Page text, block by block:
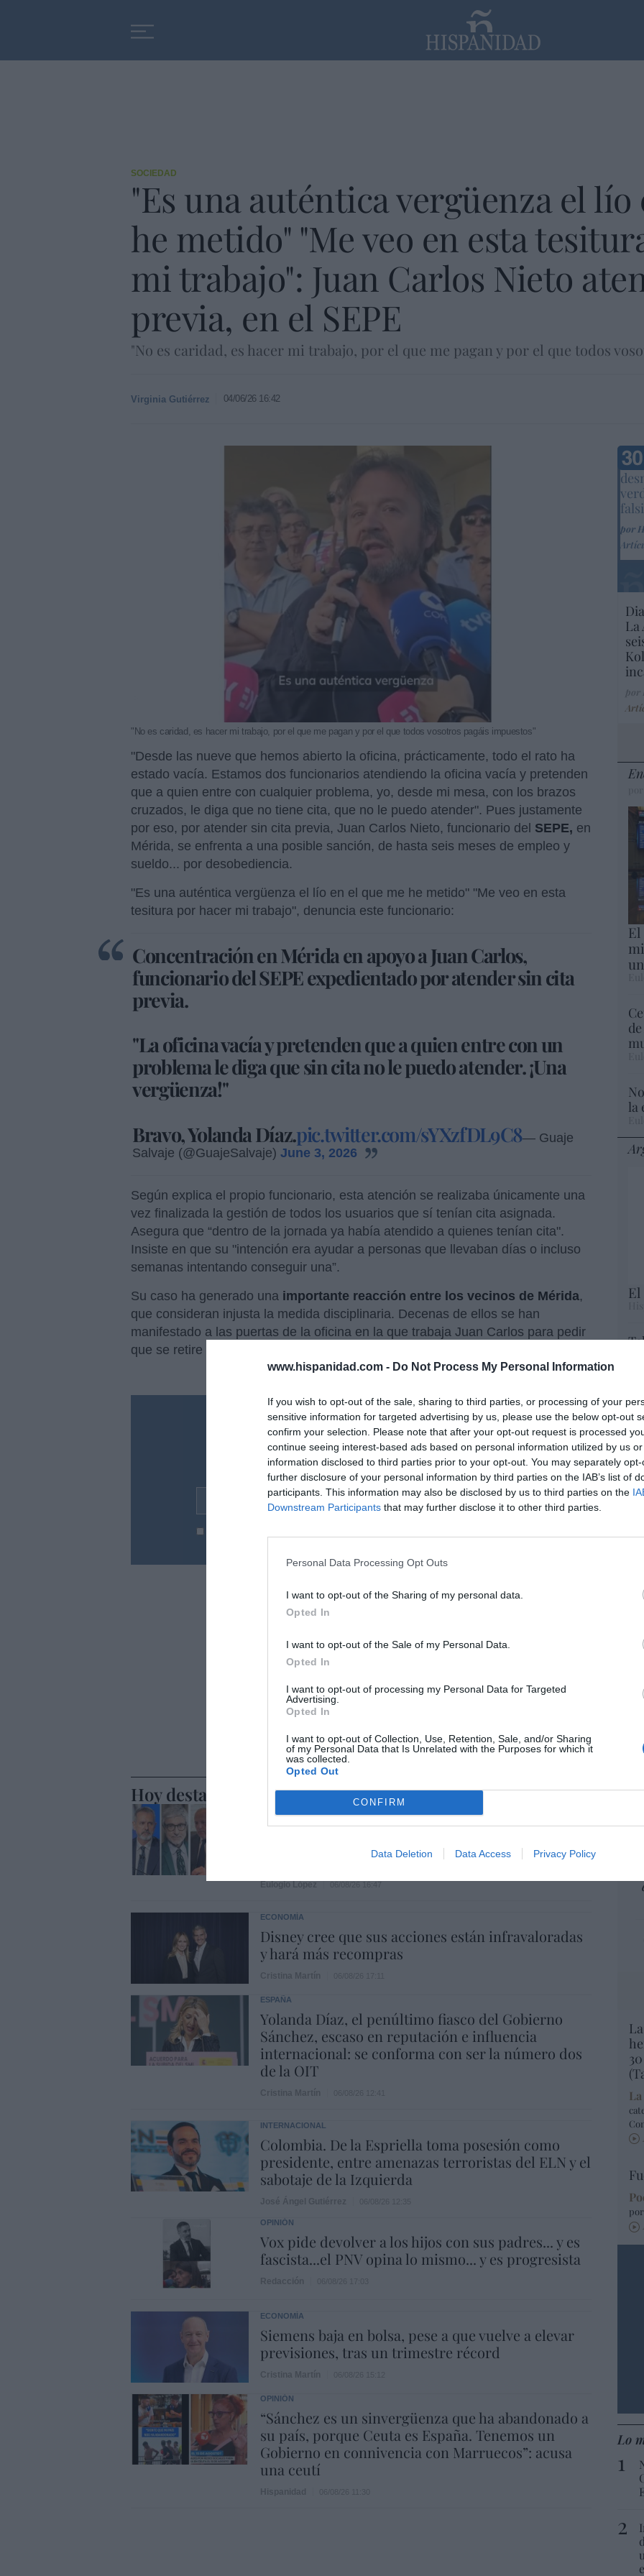
www.hispanidad.com - Do Not Process My Personal Information
If you wish to opt-out of the sale, sharing to third parties, or processing of your
sensitive information for targeted advertising by us, please use the below opt-out
confirm your selection. Please note that after your opt-out request is processed
continue seeing interest-based ads based on personal information utilized by us
information disclosed to third parties prior to your opt-out. You may separately
further disclosure of your personal information by third parties on the IAB’s list of
participants. This information may also be disclosed by us to third parties on the
Downstream Participants that may further disclose it to other third parties.
Personal Data Processing Opt Outs
I want to opt-out of the Sharing of my personal data.
Opted In
I want to opt-out of the Sale of my Personal Data.
Opted In
I want to opt-out of processing my Personal Data for Targeted
Advertising.
Opted In
I want to opt-out of Collection, Use, Retention, Sale, and/or Sharing
of my Personal Data that Is Unrelated with the Purposes for which it
was collected.
Opted Out
CONFIRM
Data Deletion Data Access Privacy Policy
SOCIEDAD
"Es una auténtica vergüenza el
he metido" "Me veo en esta
mi trabajo": Juan Carlos Nieto
previa, en el SEPE
"No es caridad, es hacer mi trabajo, por el que me pagan y por el que todos
Virginia Gutiérrez 04/06/26 16:42
"No es caridad, es hacer mi trabajo, por el que me pagan y por el que todos vosotros pagáis impuestos"
"Desde las nueve que hemos abierto la oficina, prácticamente, todo el rato ha
estado vacía. Estamos dos funcionarios atendiendo la oficina vacía y pretenden
que a quien entre con cualquier problema, yo, desde mi mesa, con los brazos
cruzados, le diga que no tiene cita, que no le puedo atender". Pues justamente
por eso, por atender sin cita previa, Juan Carlos Nieto, funcionario del SEPE, en
Mérida, se enfrenta a una posible sanción, de hasta seis meses de empleo y
sueldo... por desobediencia.
"Es una auténtica vergüenza el lío en el que me he metido" "Me veo en esta
tesitura por hacer mi trabajo", denuncia este funcionario:
Concentración en Mérida en apoyo a Juan Carlos,
funcionario del SEPE expedientado por atender sin cita
previa.
"La oficina vacía y pretenden que a quien entre con un
problema le diga que sin cita no le puedo atender. ¡Una
vergüenza!"
Bravo, Yolanda Díaz.pic.twitter.com/sYXzfDL9C8— Guaje
Salvaje (@GuajeSalvaje) June 3, 2026
Según explica el propio funcionario, esta atención se realizaba únicamente una
vez finalizada la gestión de todos los usuarios que sí tenían cita asignada.
Asegura que “dentro de la jornada ya había atendido a quienes tenían cita".
Insiste en que su "intención era ayudar a personas que llevaban días o incluso
semanas intentando conseguir una”.
Su caso ha generado una importante reacción entre los vecinos de Mérida,
que consideran injusta la medida disciplinaria. Decenas de ellos se han
manifestado a las puertas de la oficina en la que trabaja Juan Carlos para pedir
que se retire esa medida.
¿Te ha interesado este artículo?
Suscríbete a nuestro newsletter y recibe cada dia
en tu correo lo más destacado de Hispanidad
Tu correo electrónico...
Hoy destacamos
Telefónica. Situación límite: bronca en Reino
Unido, el riesgo de deuda en el alero... y Enrique
Goñi reivindica la Presidencia
ECONOMÍA
Disney cree que sus acciones están infravaloradas
y hará más recompras
ESPAÑA
Yolanda Díaz, el penúltimo fiasco del Gobierno
Sánchez, escaso en reputación e influencia
internacional: se conforma con ser la número dos
de la OIT
INTERNACIONAL
Colombia. De la Espriella toma posesión como
presidente, entre amenazas terroristas del ELN y el
sabotaje de la Izquierda
OPINIÓN
Vox pide devolver a los hijos con sus padres... y es
fascista...el PNV opina lo mismo... y es progresista
ECONOMÍA
Siemens baja en bolsa, pese a que vuelve a elevar
previsiones, tras un trimestre récord
OPINIÓN
“Sánchez es un sinvergüenza que ha abandonado a
su país, porque Ceuta es España. Tenemos un
Gobierno en connivencia con Marruecos”: acusa
una ceutí
por
La
El
la
por
Lo